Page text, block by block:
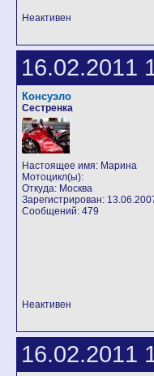
Неактивен
16.02.2011
Консуэло
Сестренка
Настоящее имя: Марина
Мотоцикл(ы):
Откуда: Москва
Зарегистрирован:
Сообщений: 479
Неактивен
16.02.2011